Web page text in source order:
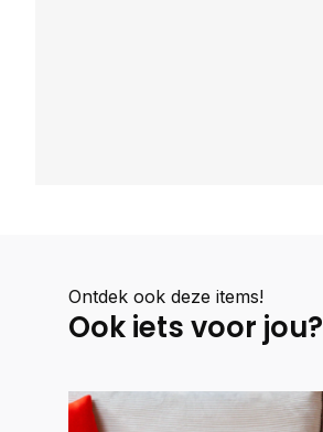
Ontdek ook deze items!
Ook iets voor jou?